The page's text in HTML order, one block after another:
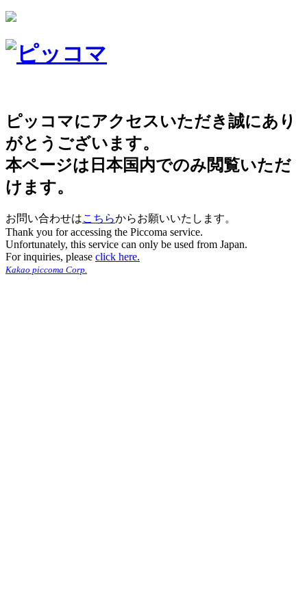
ピッコマにアクセスいただき誠にあり
がとうございます。
本ページは日本国内でのみ閲覧いただ
けます。
お問い合わせはこちらからお願いいたします。
Thank you for accessing the Piccoma service.
Unfortunately, this service can only be used from Japan.
For inquiries, please click here.
Kakao piccoma Corp.